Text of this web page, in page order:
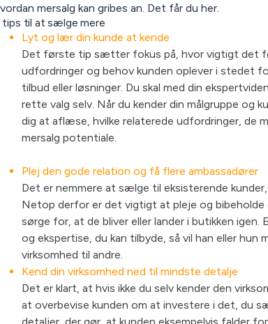
mersalg kan gribes an. Det får du her.
tips til at sælge mere
Lyt og lær din kunde at kende
Det første tip sætter fokus på, hvor vigtigt det
udfordringer og behov kunden oplever i stedet
tilbud eller løsninger. Du skal med din
rette valg selv. Når du kender din målgruppe og
dig at aflæse, hvilke relaterede udfordringer, de
mersalg potentiale.
Plej den gode relation og få flere ambassadører
Det er nemmere at sælge til eksisterende
Netop derfor er det vigtigt at pleje og bibeholde
sørge for, at de bliver eller lander i butikken igen.
og ekspertise, du kan tilbyde, så vil han eller hun
virksomhed til andre.
Kend din virksomhed ned til mindste detalje
Det er klart, at hvis ikke du selv kender den
at overbevise kunden om at investere i det, du
detaljer, der gør, at kunden eksempelvis falder